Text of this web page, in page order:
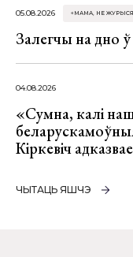
05.08.2026 «МАМА, НЕ
Залегчы на дно
04.08.2026
«Сумна, калі
Кіркевіч
ЧЫТАЦЬ ЯШЧЭ